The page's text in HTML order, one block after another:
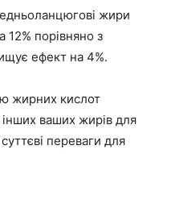
жири
12% порівняно з
ефект на 4%.
жирних кислот
інших ваших жирів для
переваги для